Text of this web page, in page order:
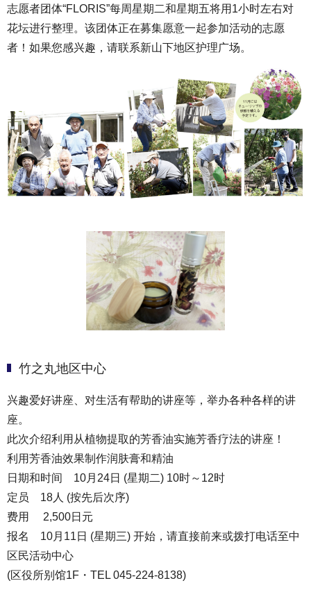
志愿者团体“FLORIS”每周星期二和星期五将用1小时左右对
花坛进行整理。该团体正在募集愿意一起参加活动的志愿
者！如果您感兴趣，请联系新山下地区护理广场。
竹之丸地区中心
兴趣爱好讲座、对生活有帮助的讲座等，举办各种各样的讲
座。
此次介绍利用从植物提取的芳香油实施芳香疗法的讲座！
利用芳香油效果制作润肤膏和精油
日期和时间 10月24日 (星期二) 10时～12时
定员 18人 (按先后次序)
费用 2,500日元
报名 10月11日 (星期三) 开始，请直接前来或拨打电话至中
区民活动中心
(区役所别馆1F・TEL 045-224-8138)